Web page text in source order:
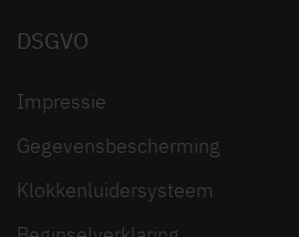
DSGVO
Impressie
Gegevensbescherming
Klokkenluidersysteem